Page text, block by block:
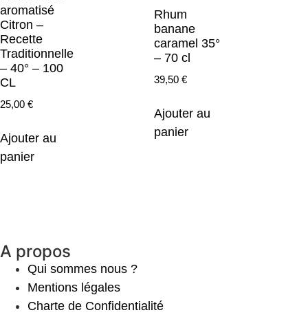
aromatisé
Citron –
Recette
Traditionnelle
– 40° – 100
CL
25,00 €
Ajouter au
panier
Rhum
banane
caramel 35°
– 70 cl
39,50 €
Ajouter au
panier
A propos
Qui sommes nous ?
Mentions légales
Charte de Confidentialité